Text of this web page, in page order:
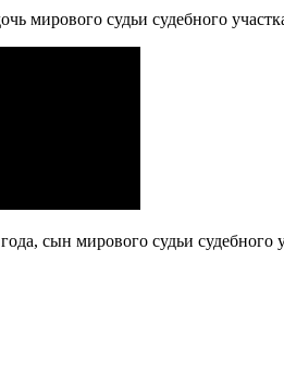
мирового судьи судебного
сын мирового судьи